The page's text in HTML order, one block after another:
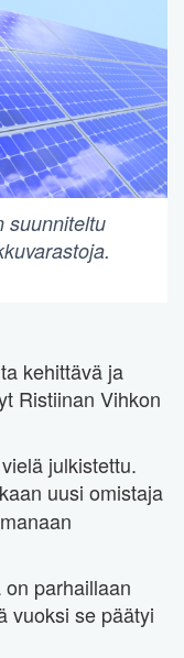
suunniteltu
kehittävä ja
Ristiinan Vihkon
julkistettu.
uusi omistaja
parhaillaan
vuoksi se päätyi